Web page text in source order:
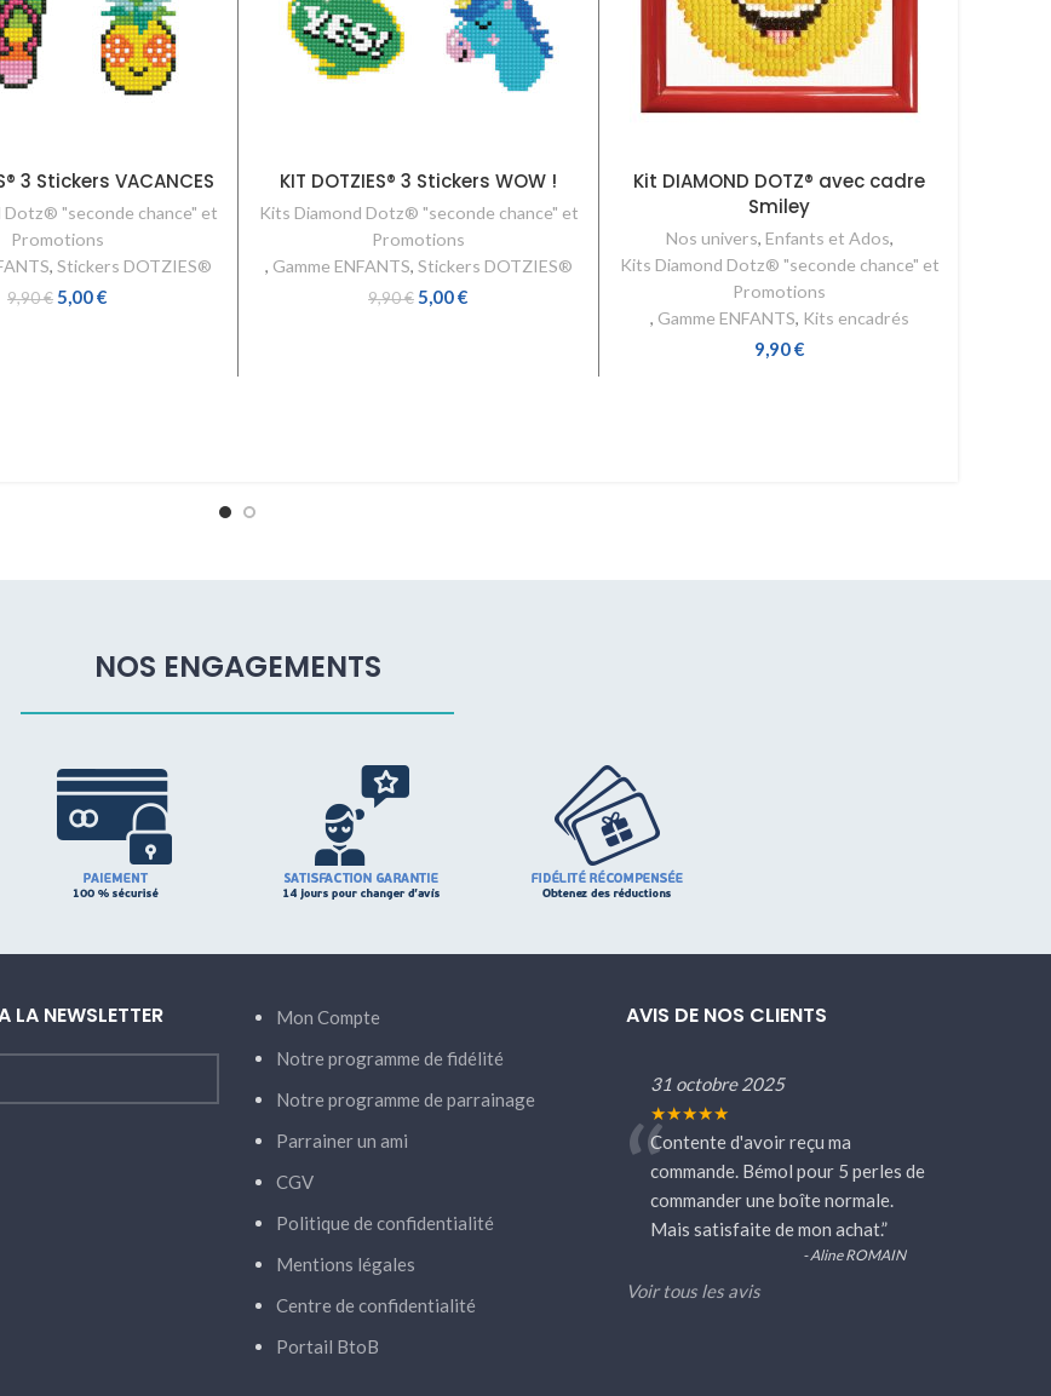
3 Stickers VACANCES
Dotz® "seconde chance" et
Promotions
, Stickers DOTZIES®
9,90€5,00€
KIT DOTZIES® 3 Stickers WOW !
Kits Diamond Dotz® "seconde chance" et
Promotions
, Gamme ENFANTS, Stickers DOTZIES®
9,90€5,00€
Kit DIAMOND DOTZ® avec cadre
Smiley
Nos univers, Enfants et Ados,
Kits Diamond Dotz® "seconde chance" et
Promotions
, Gamme ENFANTS, Kits encadrés
9,90€
NOS ENGAGEMENTS
LA NEWSLETTER
Mon Compte
Notre programme de fidélité
Notre programme de parrainage
Parrainer un ami
CGV
Politique de confidentialité
Mentions légales
Centre de confidentialité
Portail BtoB
AVIS DE NOS CLIENTS
31 octobre 2025
★★★★★
“Contente d'avoir reçu ma
commande. Bémol pour 5 perles de
commander une boîte normale.
Mais satisfaite de mon achat.”
- Aline ROMAIN
Voir tous les avis